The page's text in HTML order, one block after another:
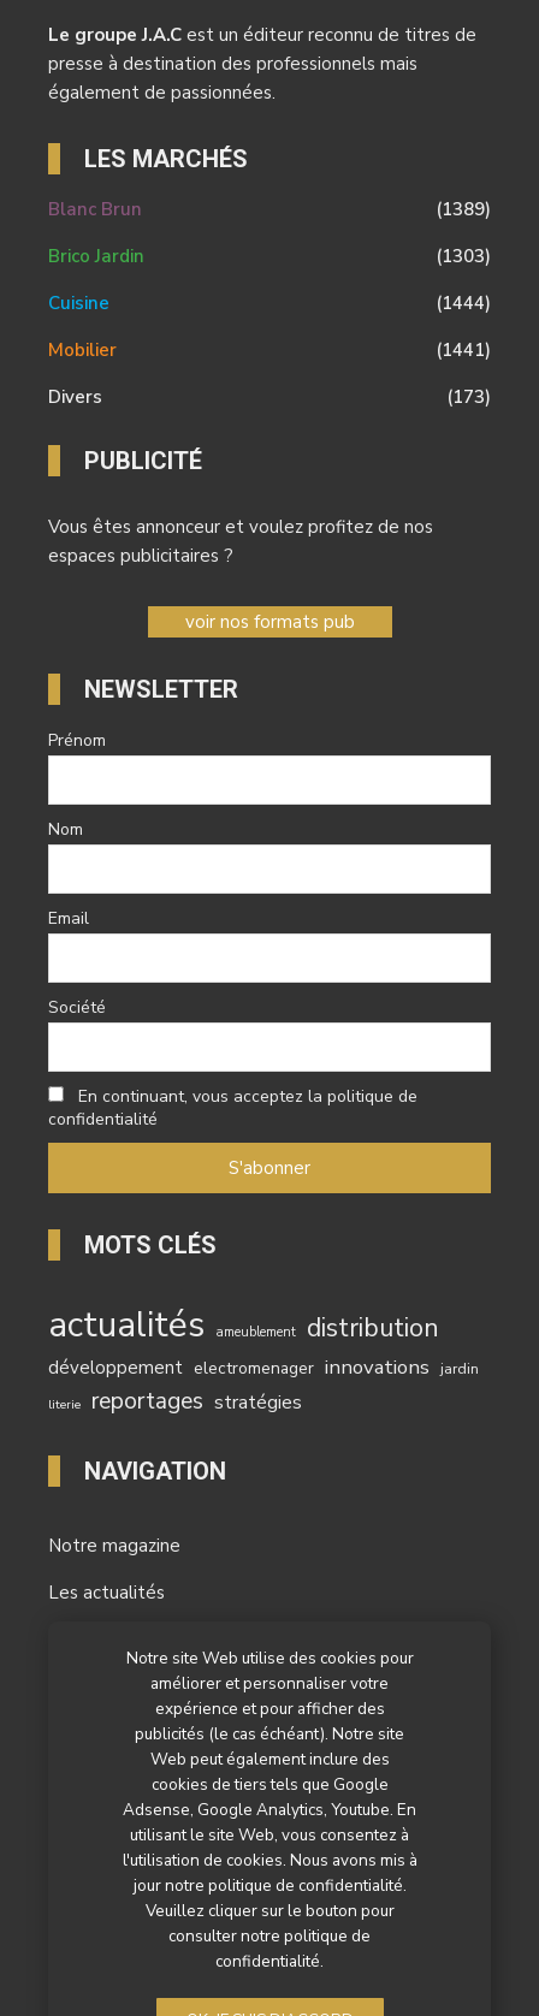
Notre site Web utilise des cookies pour
améliorer et personnaliser votre
expérience et pour afficher des
publicités (le cas échéant). Notre site
Web peut également inclure des
cookies de tiers tels que Google
Adsense, Google Analytics, Youtube. En
utilisant le site Web, vous consentez à
l'utilisation de cookies. Nous avons mis à
jour notre politique de confidentialité.
Veuillez cliquer sur le bouton pour
consulter notre politique de
confidentialité.
Le groupe J.A.C est un éditeur reconnu de titres de
presse à destination des professionnels mais
également de passionnées.
LES MARCHÉS
Blanc Brun
(1389)
Brico Jardin
(1303)
Cuisine
(1444)
Mobilier
(1441)
Divers
(173)
PUBLICITÉ
Vous êtes annonceur et voulez profitez de nos
espaces publicitaires ?
voir nos formats pub
NEWSLETTER
Prénom
Nom
Email
Société
En continuant, vous acceptez la politique de
confidentialité
MOTS CLÉS
actualités ameublement distribution
développement electromenager innovations jardin
literie reportages stratégies
NAVIGATION
Notre magazine
Les actualités
Nos autres titres
Qui sommes-nous ?
Contactez-nous